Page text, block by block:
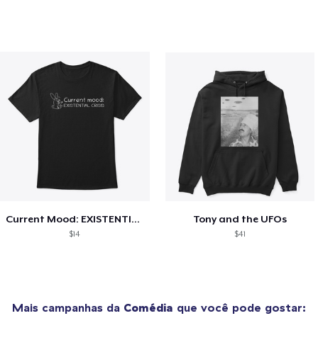
Current Mood: EXISTENTIAL CRISIS
$14
Tony and the UFOs
$41
Mais campanhas da Comédia que você pode gostar: